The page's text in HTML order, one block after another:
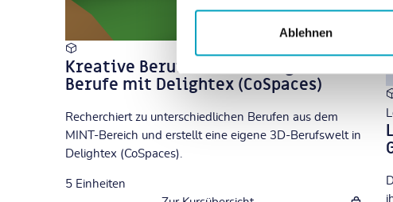
Ablehnen
Kreative Berufs­orientierung: MINT-
Berufe mit Delightex (CoSpaces)
Recherchiert zu unterschiedlichen Berufen aus dem
MINT-Bereich und erstellt eine eigene 3D-Berufswelt in
Delightex (CoSpaces).
5 Einheiten